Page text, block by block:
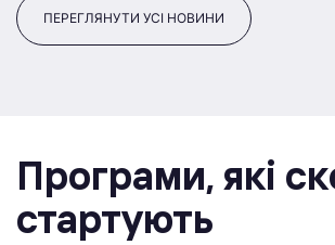
ПЕРЕГЛЯНУТИ УСІ НОВИНИ
Програми, якi
стартують